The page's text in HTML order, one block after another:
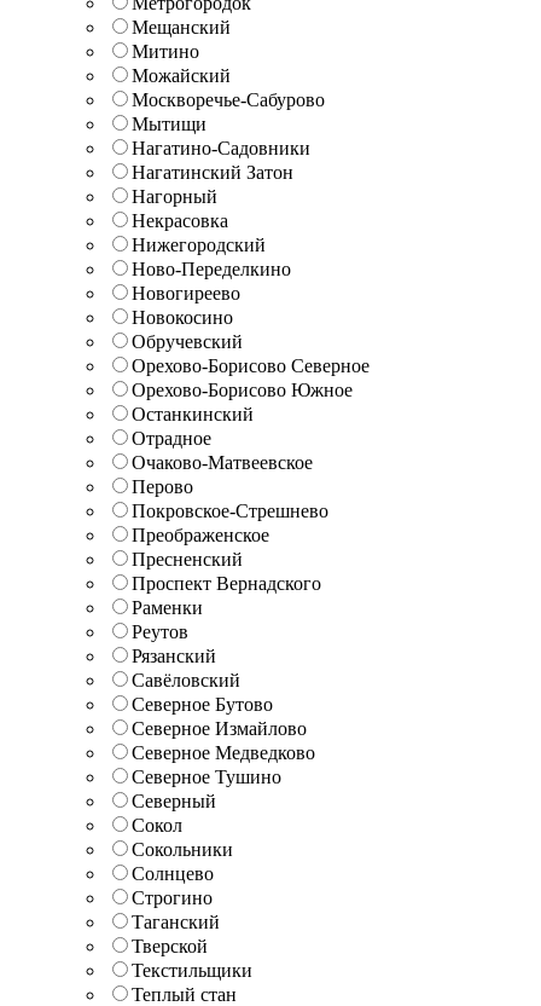
Мещанский
Митино
Можайский
Москворечье-Сабурово
Мытищи
Нагатино-Садовники
Нагатинский Затон
Нагорный
Некрасовка
Нижегородский
Ново-Переделкино
Новогиреево
Новокосино
Обручевский
Орехово-Борисово Северное
Орехово-Борисово Южное
Останкинский
Отрадное
Очаково-Матвеевское
Перово
Покровское-Стрешнево
Преображенское
Пресненский
Проспект Вернадского
Раменки
Реутов
Рязанский
Савёловский
Северное Бутово
Северное Измайлово
Северное Медведково
Северное Тушино
Северный
Сокол
Сокольники
Солнцево
Строгино
Таганский
Тверской
Текстильщики
Теплый стан